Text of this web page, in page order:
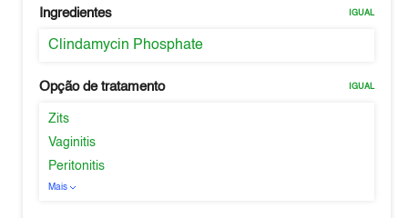
Ingredientes IGUAL
Clindamycin Phosphate
Opção de tratamento IGUAL
Zits
Vaginitis
Peritonitis
Mais